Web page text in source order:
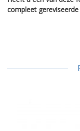
compleet